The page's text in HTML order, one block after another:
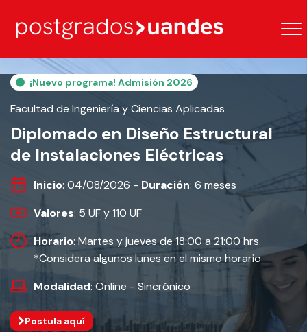
¡Nuevo programa! Admisión 2026
Facultad de Ingeniería y Ciencias Aplicadas
Diplomado en Diseño Estructural
de Instalaciones Eléctricas
Inicio: 04/08/2026 - Duración: 6 meses
Valores: 5 UF y 110 UF
Horario: Martes y jueves de 18:00 a 21:00 hrs.
*Considera algunos lunes en el mismo horario
Modalidad: Online - Sincrónico
Postula aquí